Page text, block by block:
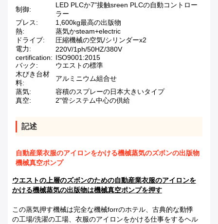
制御:
LED PLCか7"接触sreen PLCの自動コントロー
ラー
プレス:
1,600kg最高の出版物
熱:
蒸気かsteam+electric
ドライブ:
圧縮機械の空気/シリンダーx2
電力:
220V/1ph/50HZ/380V
certification: ISO9001:2015
バック:
ウエストの標準
木びき台材
料:
アルミニウム組合せ
蒸気:
容積のスプレーの日本大きいタイプ
真空:
2"管システム中心の供給
記述
自動産業衣服のアイロンをかける機械蒸気のズボンの出版物
機械真空ポンプ
ウエストの上層のズボンのための自動産業衣服のアイロンを
かける機械蒸気の出版物は機械真空ポンプを押す
この蒸気押す機械は完全な機械forrのホテル、古典的な動悸
の工場/洗濯の工場、衣服のアイロンをかける仕事をするヘル